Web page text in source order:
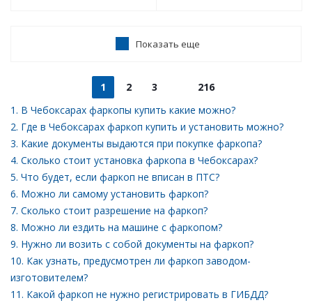
Показать еще
1 2 3
216
1. В Чебоксарах фаркопы купить какие можно?
2. Где в Чебоксарах фаркоп купить и установить можно?
3. Какие документы выдаются при покупке фаркопа?
4. Сколько стоит установка фаркопа в Чебоксарах?
5. Что будет, если фаркоп не вписан в ПТС?
6. Можно ли самому установить фаркоп?
7. Сколько стоит разрешение на фаркоп?
8. Можно ли ездить на машине с фаркопом?
9. Нужно ли возить с собой документы на фаркоп?
10. Как узнать, предусмотрен ли фаркоп заводом-
изготовителем?
11. Какой фаркоп не нужно регистрировать в ГИБДД?